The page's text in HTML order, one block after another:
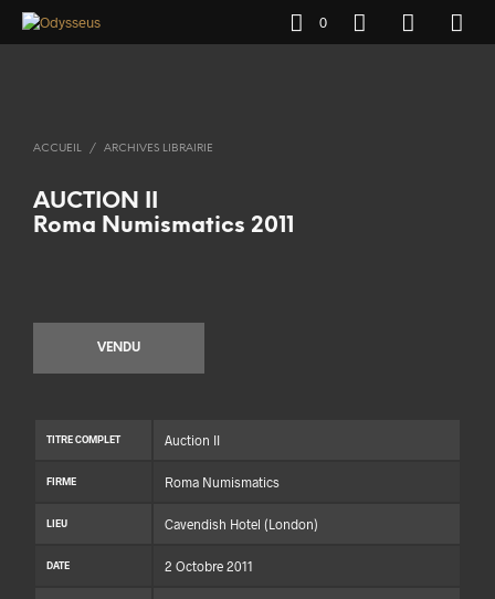
0
ACCUEIL / ARCHIVES LIBRAIRIE
AUCTION II
Roma Numismatics 2011
VENDU
TITRE COMPLET Auction II
FIRME Roma Numismatics
LIEU Cavendish Hotel (London)
DATE 2 Octobre 2011